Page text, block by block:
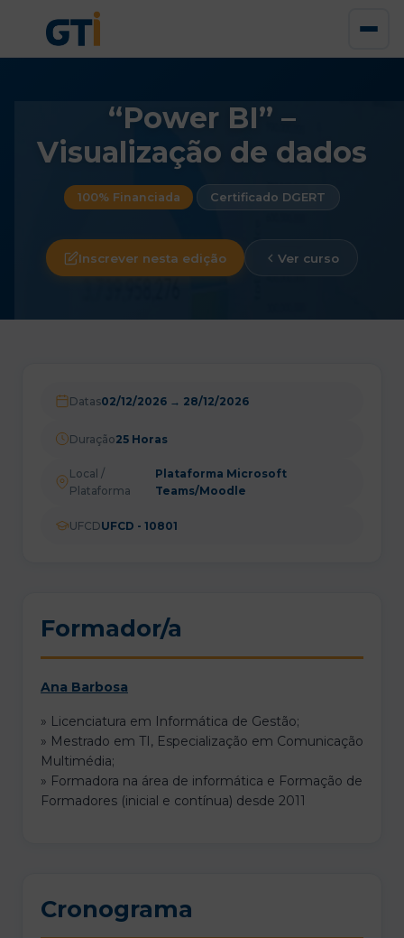
“Power BI” –
Visualização de dados
100% Financiada Certificado DGERT
Inscrever nesta edição Ver curso
Datas02/12/2026 → 28/12/2026
Duração25 Horas
Local /
Plataforma
Plataforma Microsoft
Teams/Moodle
UFCDUFCD - 10801
Formador/a
Ana Barbosa
» Licenciatura em Informática de Gestão;
» Mestrado em TI, Especialização em Comunicação
Multimédia;
» Formadora na área de informática e Formação de
Formadores (inicial e contínua) desde 2011
Cronograma